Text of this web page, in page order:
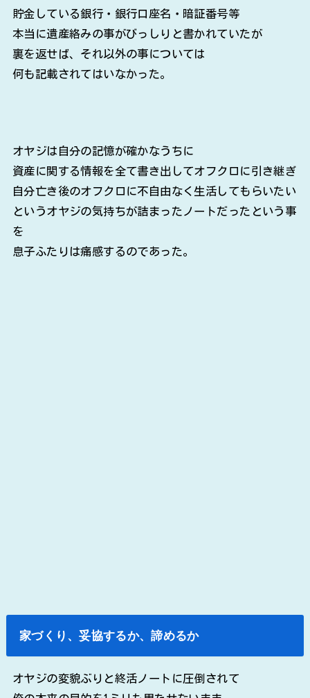
貯金している銀行・銀行口座名・暗証番号等
本当に遺産絡みの事がびっしりと書かれていたが
裏を返せば、それ以外の事については
何も記載されてはいなかった。
オヤジは自分の記憶が確かなうちに
資産に関する情報を全て書き出してオフクロに引き継ぎ
自分亡き後のオフクロに不自由なく生活してもらいたい
というオヤジの気持ちが詰まったノートだったという事
を
息子ふたりは痛感するのであった。
家づくり、妥協するか、諦めるか
オヤジの変貌ぶりと終活ノートに圧倒されて